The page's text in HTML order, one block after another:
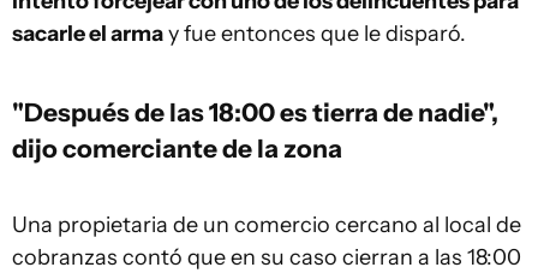
sacarle el armay fue entonces que le disparó.
"Después de las 18:00 es tierra de nadie",
dijo comerciante de la zona
Una propietaria de un comercio cercano al local de
cobranzas contó que en su caso cierran a las 18:00